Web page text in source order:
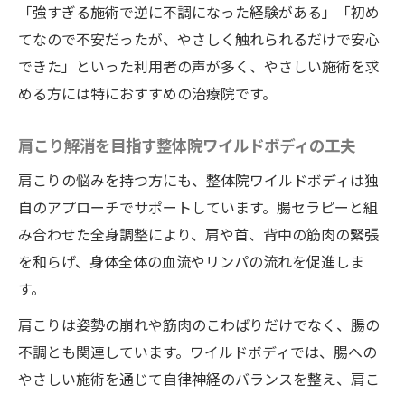
「強すぎる施術で逆に不調になった経験がある」「初め
てなので不安だったが、やさしく触れられるだけで安心
できた」といった利用者の声が多く、やさしい施術を求
める方には特におすすめの治療院です。
肩こり解消を目指す整体院ワイルドボディの工夫
肩こりの悩みを持つ方にも、整体院ワイルドボディは独
自のアプローチでサポートしています。腸セラピーと組
み合わせた全身調整により、肩や首、背中の筋肉の緊張
を和らげ、身体全体の血流やリンパの流れを促進しま
す。
肩こりは姿勢の崩れや筋肉のこわばりだけでなく、腸の
不調とも関連しています。ワイルドボディでは、腸への
やさしい施術を通じて自律神経のバランスを整え、肩こ